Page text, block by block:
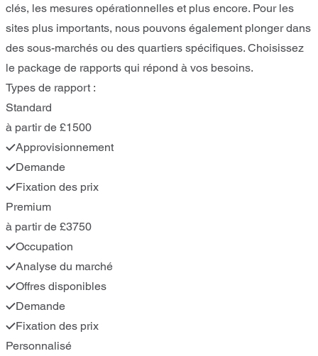
clés, les mesures opérationnelles et plus encore. Pour les
sites plus importants, nous pouvons également plonger dans
des sous-marchés ou des quartiers spécifiques. Choisissez
le package de rapports qui répond à vos besoins.
Types de rapport :
Standard
à partir de £1500
Approvisionnement
Demande
Fixation des prix
Premium
à partir de £3750
Occupation
Analyse du marché
Offres disponibles
Demande
Fixation des prix
Personnalisé